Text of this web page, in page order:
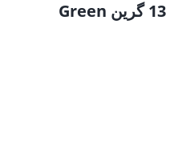
قاب فیبرکربن سری آیفون 13 گرین Green